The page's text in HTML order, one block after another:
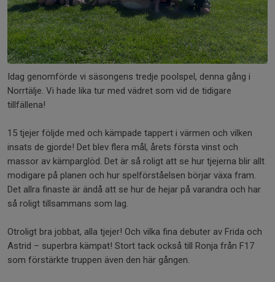
Idag genomförde vi säsongens tredje poolspel, denna gång i
Norrtälje. Vi hade lika tur med vädret som vid de tidigare
tillfällena!
15 tjejer följde med och kämpade tappert i värmen och vilken
insats de gjorde! Det blev flera mål, årets första vinst och
massor av kämparglöd. Det är så roligt att se hur tjejerna blir allt
modigare på planen och hur spelförståelsen börjar växa fram.
Det allra finaste är ändå att se hur de hejar på varandra och har
så roligt tillsammans som lag.
Otroligt bra jobbat, alla tjejer! Och vilka fina debuter av Frida och
Astrid – superbra kämpat! Stort tack också till Ronja från F17
som förstärkte truppen även den här gången.